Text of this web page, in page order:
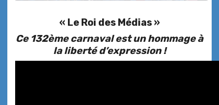
« Le Roi des Médias »
Ce 132ème carnaval est un hommage à
la liberté d’expression !